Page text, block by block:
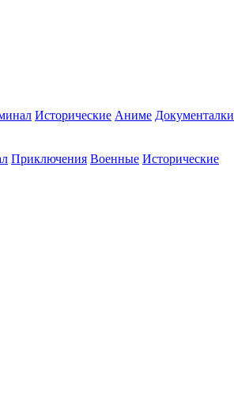
Исторические Аниме Документалки
Приключения Военные Исторические